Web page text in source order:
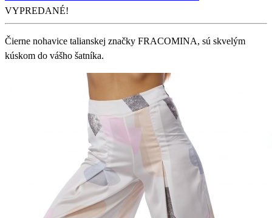
VYPREDANÉ!
Čierne nohavice talianskej značky FRACOMINA, sú skvelým
kúskom do vášho šatníka.